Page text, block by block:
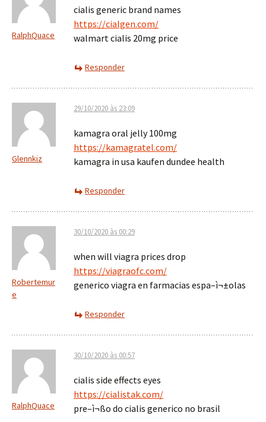
RalphQuace
cialis generic brand names
https://cialgen.com/
walmart cialis 20mg price
Responder
Glennkiz
29/10/2020 às 23:09
kamagra oral jelly 100mg
https://kamagratel.com/
kamagra in usa kaufen dundee health
Responder
Robertemur
e
30/10/2020 às 00:29
when will viagra prices drop
https://viagraofc.com/
generico viagra en farmacias espa–ì¬±olas
Responder
RalphQuace
30/10/2020 às 00:57
cialis side effects eyes
https://cialistak.com/
pre–ì¬ßo do cialis generico no brasil